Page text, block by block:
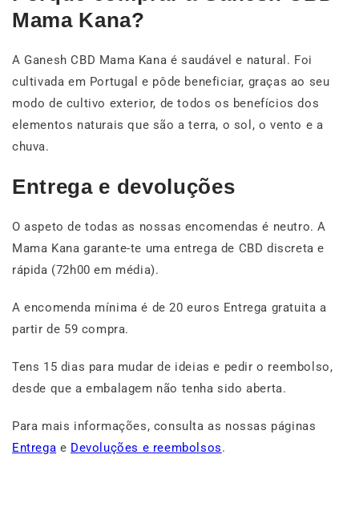
Mama Kana?
A Ganesh CBD Mama Kana é saudável e natural. Foi
cultivada em Portugal e pôde beneficiar, graças ao seu
modo de cultivo exterior, de todos os benefícios dos
elementos naturais que são a terra, o sol, o vento e a
chuva.
Entrega e devoluções
O aspeto de todas as nossas encomendas é neutro. A
Mama Kana garante-te uma entrega de CBD discreta e
rápida (72h00 em média).
A encomenda mínima é de 20 euros Entrega gratuita a
partir de 59 compra.
Tens 15 dias para mudar de ideias e pedir o reembolso,
desde que a embalagem não tenha sido aberta.
Para mais informações, consulta as nossas páginas
Entrega e Devoluções e reembolsos.